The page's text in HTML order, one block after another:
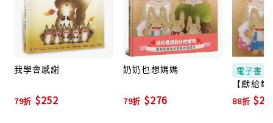
我學會感謝
79折 $252
奶奶也想媽媽
79折 $276
電子書
【獻給
貝的你
88折